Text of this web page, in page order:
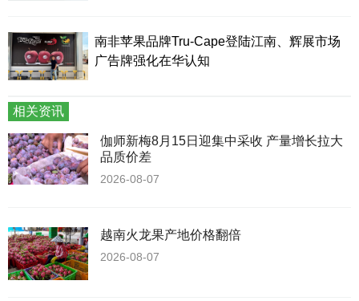
南非苹果品牌Tru-Cape登陆江南、辉展市场
广告牌强化在华认知
相关资讯
伽师新梅8月15日迎集中采收 产量增长拉大
品质价差
2026-08-07
越南火龙果产地价格翻倍
2026-08-07